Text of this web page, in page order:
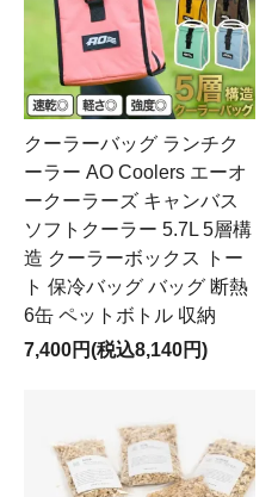
クーラーバッグ ランチク
ーラー AO Coolers エーオ
ークーラーズ キャンバス
ソフトクーラー 5.7L 5層構
造 クーラーボックス トー
ト 保冷バッグ バッグ 断熱
6缶 ペットボトル 収納
7,400円(税込8,140円)